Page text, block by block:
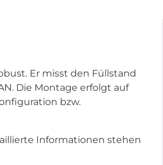
Er misst den Füllstand
Die Montage erfolgt auf
bzw.
Informationen stehen